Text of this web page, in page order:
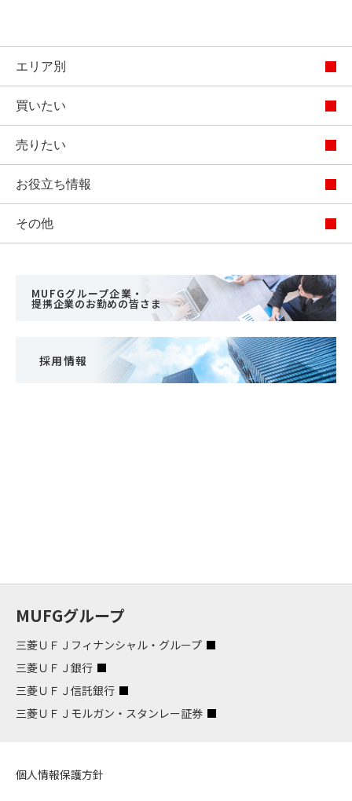
エリア別
買いたい
売りたい
お役立ち情報
その他
MUFGグループ企業・
提携企業のお勤めの皆さま
採用情報
MUFGグループ
三菱ＵＦＪフィナンシャル・グループ
三菱ＵＦＪ銀行
三菱ＵＦＪ信託銀行
三菱ＵＦＪモルガン・スタンレー証券
個人情報保護方針